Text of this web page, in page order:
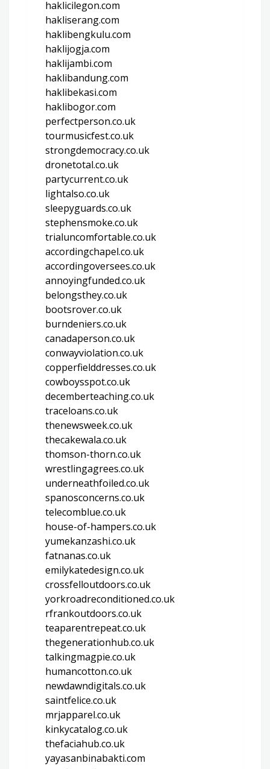
haklicilegon.com
hakliserang.com
haklibengkulu.com
haklijogja.com
haklijambi.com
haklibandung.com
haklibekasi.com
haklibogor.com
perfectperson.co.uk
tourmusicfest.co.uk
strongdemocracy.co.uk
dronetotal.co.uk
partycurrent.co.uk
lightalso.co.uk
sleepyguards.co.uk
stephensmoke.co.uk
trialuncomfortable.co.uk
accordingchapel.co.uk
accordingoversees.co.uk
annoyingfunded.co.uk
belongsthey.co.uk
bootsrover.co.uk
burndeniers.co.uk
canadaperson.co.uk
conwayviolation.co.uk
copperfielddresses.co.uk
cowboysspot.co.uk
decemberteaching.co.uk
traceloans.co.uk
thenewsweek.co.uk
thecakewala.co.uk
thomson-thorn.co.uk
wrestlingagrees.co.uk
underneathfoiled.co.uk
spanosconcerns.co.uk
telecomblue.co.uk
house-of-hampers.co.uk
yumekanzashi.co.uk
fatnanas.co.uk
emilykatedesign.co.uk
crossfelloutdoors.co.uk
yorkroadreconditioned.co.uk
rfrankoutdoors.co.uk
teaparentrepeat.co.uk
thegenerationhub.co.uk
talkingmagpie.co.uk
humancotton.co.uk
newdawndigitals.co.uk
saintfelice.co.uk
mrjapparel.co.uk
kinkycatalog.co.uk
thefaciahub.co.uk
yayasanbinabakti.com